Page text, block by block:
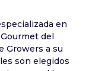
en
del
Growers a su
son elegidos